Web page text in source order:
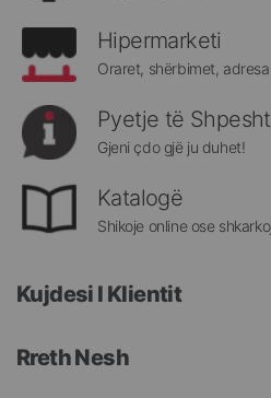
Hipermarketi
Oraret, shërbimet,
Pyetje të
Gjeni çdo gjë ju duhet!
Katalogë
Shikoje online ose
Kujdesi I Klientit
Rreth Nesh